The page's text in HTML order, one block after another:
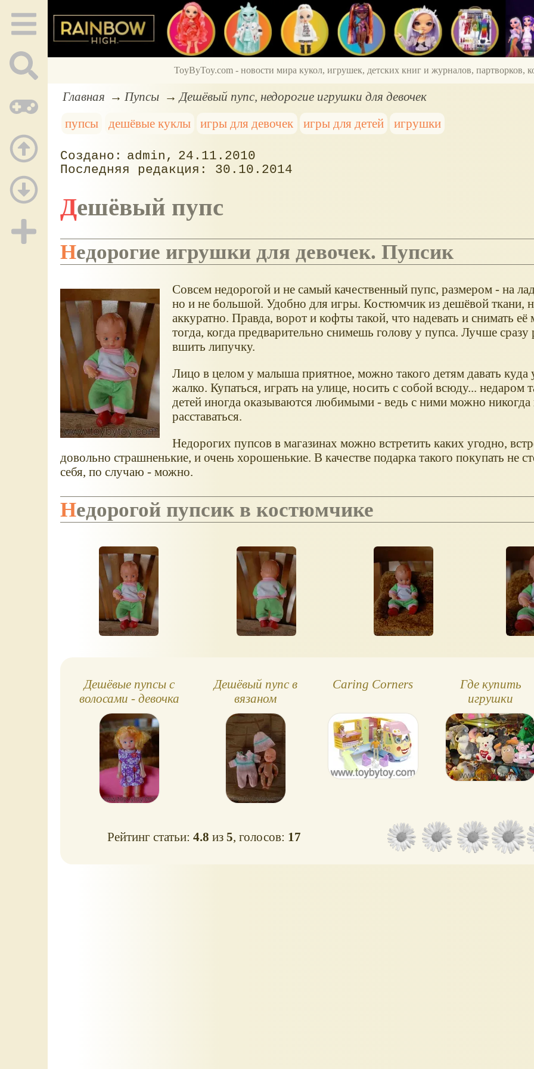
ToyByToy.com - новости мира кукол, игрушек, детских книг и журналов, партворков,
Главная Пупсы
Дешёвый пупс, недорогие игрушки для девочек
пупсы
дешёвые куклы игры для девочек игры для детей игрушки
admin
24.11.2010
30.10.2014
Дешёвый пупс
Недорогие игрушки для девочек. Пупсик
Совсем недорогой и не самый качественный пупс, размером - на
но и не большой. Удобно для игры. Костюмчик из дешёвой ткани,
аккуратно. Правда, ворот и кофты такой, что надевать и снимать
тогда, когда предварительно снимешь голову у пупса. Лучше сразу
вшить липучку.
Лицо в целом у малыша приятное, можно такого детям давать куда
жалко. Купаться, играть на улице, носить с собой всюду... недаром
детей иногда оказываются любимыми - ведь с ними можно никогда
расставаться.
Недорогих пупсов в магазинах можно встретить каких угодно,
довольно страшненькие, и очень хорошенькие. В качестве подарка такого покупать не
себя, по случаю - можно.
Недорогой пупсик в костюмчике
Дешёвые пупсы с
волосами - девочка
и мальчик
Дешёвый пупс в
вязаном
костюмчике
Caring Corners
Где купить
игрушки
Рейтинг статьи:4.8 из5, голосов: 17